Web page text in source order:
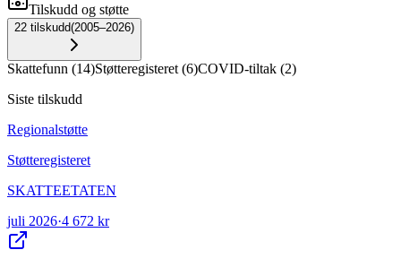
Tilskudd og støtte
22 tilskudd(2005–2026)
Skattefunn (14)Støtteregisteret (6)COVID-tiltak (2)
Siste tilskudd
Regionalstøtte
Støtteregisteret
SKATTEETATEN
juli 2026·4 672 kr